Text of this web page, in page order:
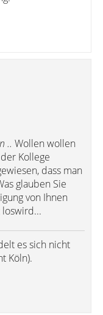
.. Wollen wollen
Kollege
dass man
glauben Sie
von Ihnen
es sich nicht
Köln).